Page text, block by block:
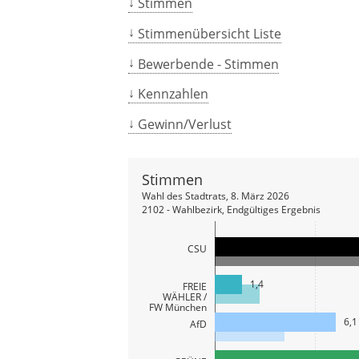
Stimmenübersicht Liste
Bewerbende - Stimmen
Kennzahlen
Gewinn/Verlust
CSU
FREIE
WÄHLER /
FW München
AfD
1,4
6,1
Stimmen
Wahl des Stadtrats, 8. März 2026
2102 - Wahlbezirk, Endgültiges Ergebnis